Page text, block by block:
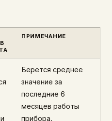
ПРИМЕЧАНИЕ
Берется среднее
значение за
последние 6
месяцев работы
прибора.